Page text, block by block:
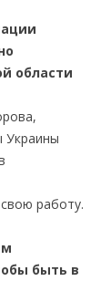
области
работу.
быть в